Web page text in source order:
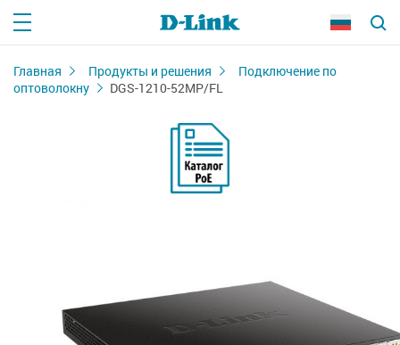
Главная Продукты и решения
Подключение по
оптоволокну
DGS-1210-52MP/FL